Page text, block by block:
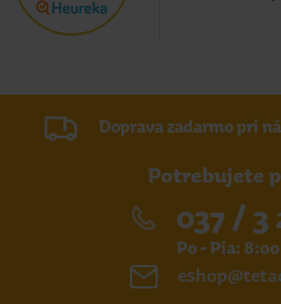
Doprava zadarmo pri
Potrebujete
037 / 3
Po - Pia: